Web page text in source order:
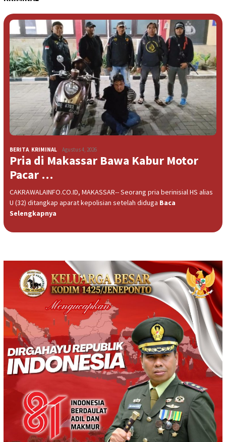
BERITA, KRIMINAL Agustus 4, 2026
Pria di Makassar Bawa Kabur Motor
Pacar …
CAKRAWALAINFO.CO.ID, MAKASSAR-- Seorang pria berinisial HS alias
U (32) ditangkap aparat kepolisian setelah diduga Baca
Selengkapnya